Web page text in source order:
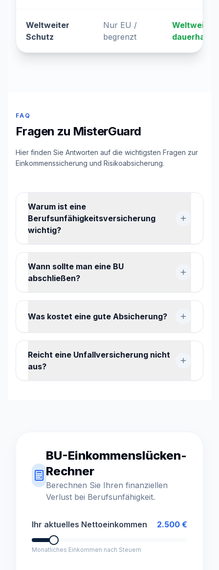
Weltweiter
Schutz
Nur EU /
begrenzt
Weltweit &
dauerhaft
FAQ
Fragen zu MisterGuard
Hier finden Sie Antworten auf die wichtigsten Fragen zur
Einkommenssicherung und Risikoabsicherung.
Warum ist eine
Berufsunfähigkeitsversicherung
wichtig?
Wann sollte man eine BU
abschließen?
Was kostet eine gute Absicherung?
Reicht eine Unfallversicherung nicht
aus?
BU-Einkommenslücken-
Rechner
Berechnen Sie Ihren finanziellen
Verlust bei Berufsunfähigkeit.
Ihr aktuelles Nettoeinkommen 2.500 €
Monatliches Einkommen nach Steuern